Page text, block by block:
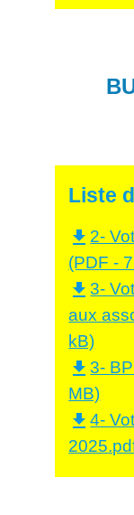
Liste
file_download2-
(PDF -
file_download3-
aux
kB)
file_download3-
MB)
file_download4-